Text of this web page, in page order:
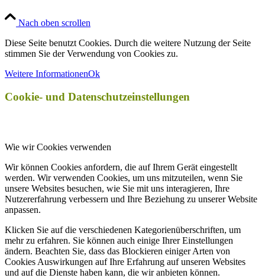
Nach oben scrollen
Diese Seite benutzt Cookies. Durch die weitere Nutzung der Seite
stimmen Sie der Verwendung von Cookies zu.
Weitere InformationenOk
Cookie- und Datenschutzeinstellungen
Wie wir Cookies verwenden
Wir können Cookies anfordern, die auf Ihrem Gerät eingestellt
werden. Wir verwenden Cookies, um uns mitzuteilen, wenn Sie
unsere Websites besuchen, wie Sie mit uns interagieren, Ihre
Nutzererfahrung verbessern und Ihre Beziehung zu unserer Website
anpassen.
Klicken Sie auf die verschiedenen Kategorienüberschriften, um
mehr zu erfahren. Sie können auch einige Ihrer Einstellungen
ändern. Beachten Sie, dass das Blockieren einiger Arten von
Cookies Auswirkungen auf Ihre Erfahrung auf unseren Websites
und auf die Dienste haben kann, die wir anbieten können.